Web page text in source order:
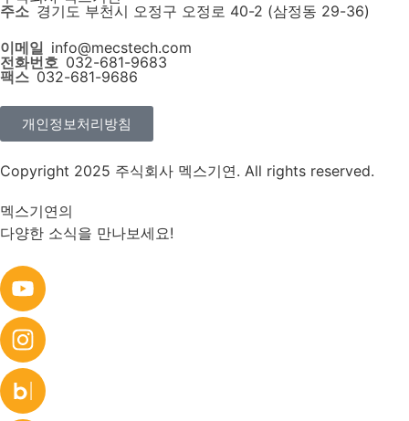
주소 경기도 부천시 오정구 오정로 40-2 (삼정동 29-36)
이메일 info@mecstech.com
전화번호 032-681-9683
팩스 032-681-9686
개인정보처리방침
Copyright 2025 주식회사 멕스기연. All rights reserved.
멕스기연의
다양한 소식을 만나보세요!